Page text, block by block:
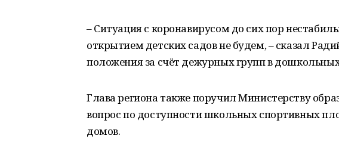
– Ситуация с коронавирусом до сих пор
открытием детских садов не будем, – сказал
положения за счёт дежурных групп в
Глава региона также поручил Министерству
вопрос по доступности школьных спортивных
домов.